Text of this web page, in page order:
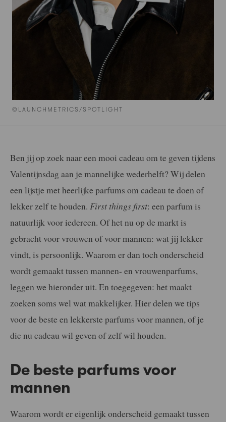
©LAUNCHMETRICS/SPOTLIGHT
Ben jij op zoek naar een mooi cadeau om te geven tijdens
Valentijnsdag aan je mannelijke wederhelft? Wij delen
een lijstje met heerlijke parfums om cadeau te doen of
lekker zelf te houden. First things first: een parfum is
natuurlijk voor iedereen. Of het nu op de markt is
gebracht voor vrouwen of voor mannen: wat jij lekker
vindt, is persoonlijk. Waarom er dan toch onderscheid
wordt gemaakt tussen mannen- en vrouwenparfums,
leggen we hieronder uit. En toegegeven: het maakt
zoeken soms wel wat makkelijker. Hier delen we tips
voor de beste en lekkerste parfums voor mannen, of je
die nu cadeau wil geven of zelf wil houden.
De beste parfums voor
mannen
Waarom wordt er eigenlijk onderscheid gemaakt tussen